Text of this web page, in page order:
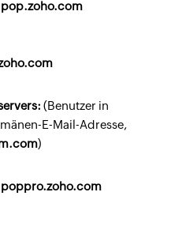
pop.zoho.com
(Benutzer in
E-Mail-Adresse,
)
poppro.zoho.com